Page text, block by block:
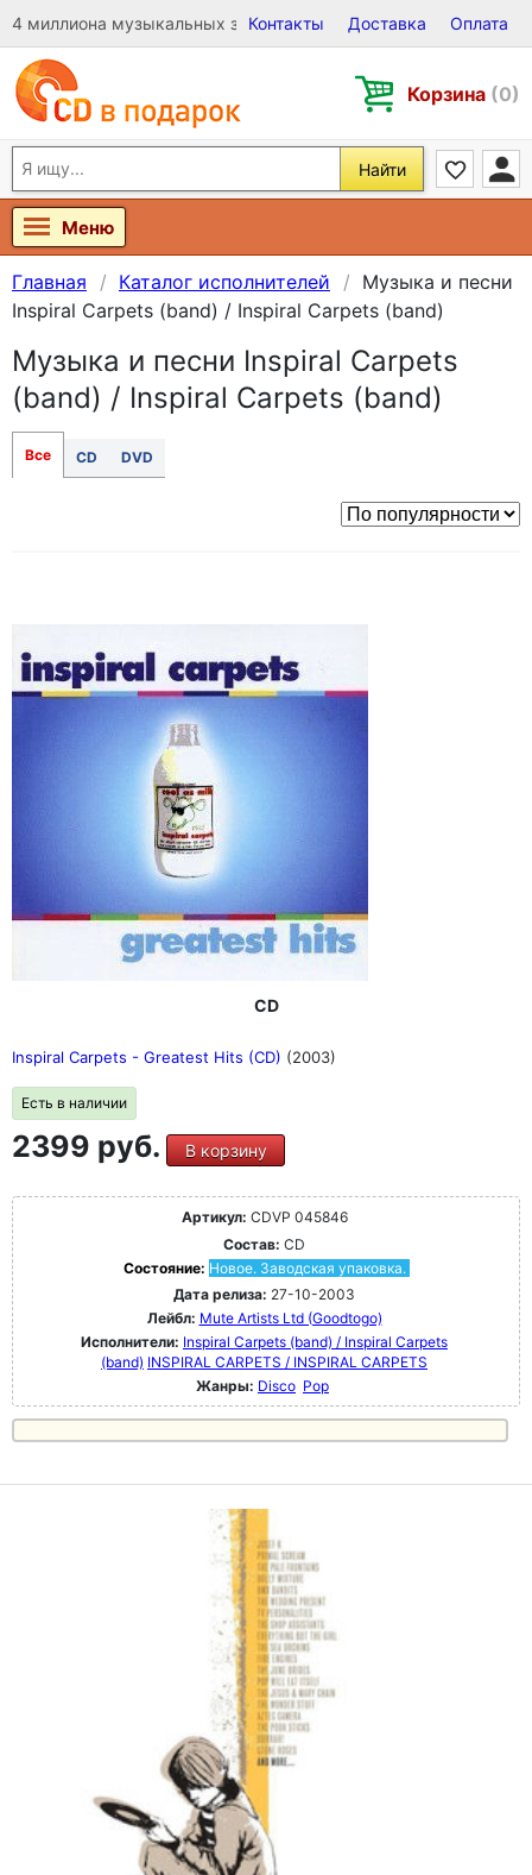
4 миллиона музыкальных записей на Виниле, CD и DVD
Контакты Доставка Оплата
Корзина (0)
Найти
Меню
Главная Каталог исполнителей
Музыка и песни
Inspiral Carpets (band) / Inspiral Carpets (band)
Музыка и песни Inspiral Carpets
(band) / Inspiral Carpets (band)
Все CD DVD
CD
Inspiral Carpets - Greatest Hits (CD) (2003)
Есть в наличии
2399 руб. В корзину
Артикул: CDVP 045846
Состав: CD
Состояние: Новое. Заводская упаковка.
Дата релиза: 27-10-2003
Лейбл: Mute Artists Ltd (Goodtogo)
Исполнители: Inspiral Carpets (band) / Inspiral Carpets
(band) INSPIRAL CARPETS / INSPIRAL CARPETS
Жанры: Disco Pop